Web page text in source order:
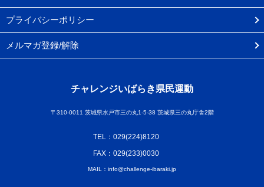
プライバシーポリシー
メルマガ登録/解除
チャレンジいばらき県民運動
〒310-0011 茨城県水戸市三の丸1-5-38 茨城県三の丸庁舎2階
TEL：029(224)8120
FAX：029(233)0030
MAIL：info@challenge-ibaraki.jp